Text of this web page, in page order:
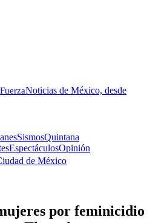
FuerzaNoticias de México, desde
SismosQuintana
EspectáculosOpinión
de México
por feminicidio